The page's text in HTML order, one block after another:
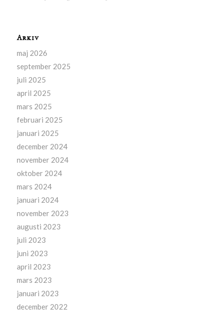
Arkiv
maj 2026
september 2025
juli 2025
april 2025
mars 2025
februari 2025
januari 2025
december 2024
november 2024
oktober 2024
mars 2024
januari 2024
november 2023
augusti 2023
juli 2023
juni 2023
april 2023
mars 2023
januari 2023
december 2022